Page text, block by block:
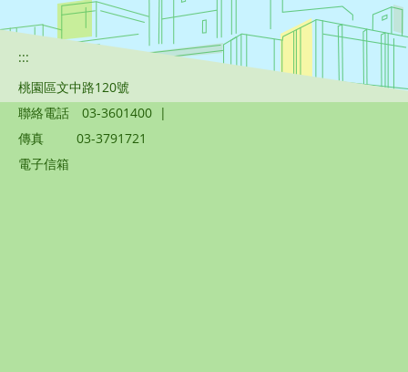
:::
桃園區文中路120號
聯絡電話
03-3601400 |
傳真
03-3791721
電子信箱